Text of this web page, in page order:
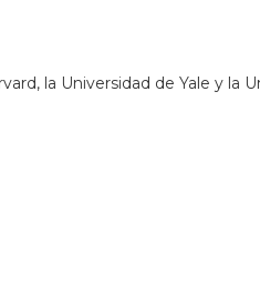
la Universidad de Yale y la